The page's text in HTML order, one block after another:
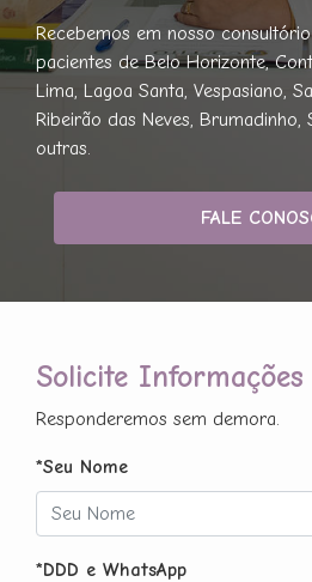
Recebemos em nosso
pacientes de Belo Horizonte,
Lima, Lagoa Santa, Vespasiano,
Ribeirão das Neves, Brumadinho,
outras.
FALE
Solicite Informações
Responderemos sem demora.
*Seu Nome
*DDD e WhatsApp